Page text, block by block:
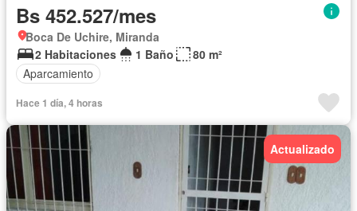
Bs 452.527/mes
Boca De Uchire, Miranda
2 Habitaciones
1 Baño
80 m²
Aparcamiento
Hace 1 día, 4 horas
Actualizado